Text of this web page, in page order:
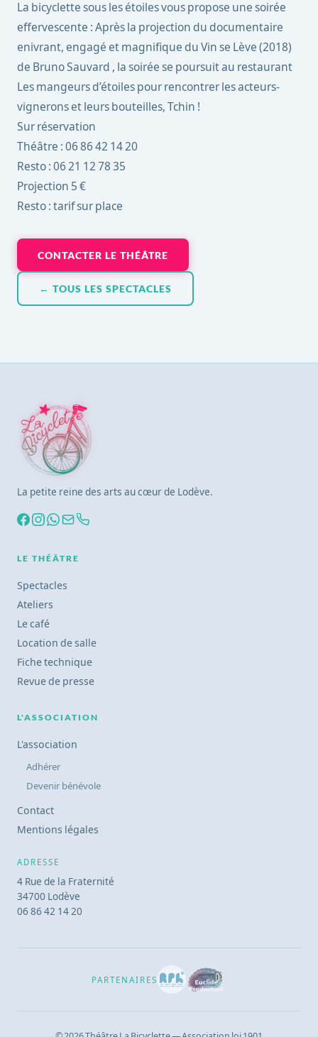
La bicyclette sous les étoiles vous propose une soirée
effervescente : Après la projection du documentaire
enivrant, engagé et magnifique du Vin se Lève (2018)
de Bruno Sauvard , la soirée se poursuit au restaurant
Les mangeurs d’étoiles pour rencontrer les acteurs-
vignerons et leurs bouteilles, Tchin !
Sur réservation
Théâtre : 06 86 42 14 20
Resto : 06 21 12 78 35
Projection 5 €
Resto : tarif sur place
CONTACTER LE THÉÂTRE
← TOUS LES SPECTACLES
La petite reine des arts au cœur de Lodève.
LE THÉÂTRE
Spectacles
Ateliers
Le café
Location de salle
Fiche technique
Revue de presse
L'ASSOCIATION
L'association
Adhérer
Devenir bénévole
Contact
Mentions légales
ADRESSE
4 Rue de la Fraternité
34700 Lodève
06 86 42 14 20
PARTENAIRES